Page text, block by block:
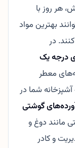
هر روز با
بهترین مواد
در
درجه یک
معطر
شما در
گوشتی
مانند دوغ و
و کادر